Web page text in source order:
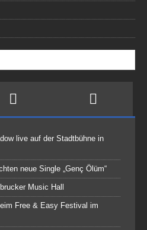
live auf der Stadtbühne in
neue Single „Genç Ölüm“
Music Hall
Free & Easy Festival im